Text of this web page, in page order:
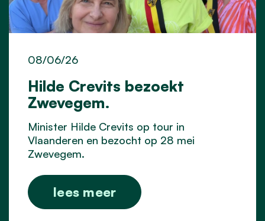
Hilde Crevits bezoekt
Zwevegem.
08/06/26
Minister Hilde Crevits op tour in
Vlaanderen en bezocht op 28 mei
Zwevegem.
lees meer